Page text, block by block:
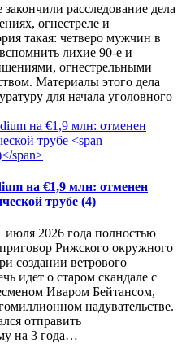
расследование дела
огнестреле и
такая: четверо мужчин в
лихие 90-е и
огнестрельными
Материалы этого дела
для начала уголовного
на €1,9 млн: отменен
трубе (4)
2026 года полностью
Рижского окружного
создании ветрового
идет о старом скандале с
Иваром Бейтансом,
надувательстве.
отправить
на 3 года…